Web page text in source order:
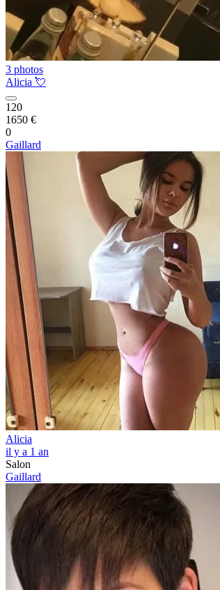
3 photos
Alicia 💘
120
1650 €
0
Gaillard
Alicia
il y a 1 an
Salon
Gaillard